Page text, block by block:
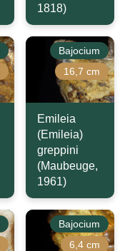
1818)
Bajocium
16,7 cm
Emileia
(Emileia)
greppini
(Maubeuge,
1961)
Bajocium
6,4 cm